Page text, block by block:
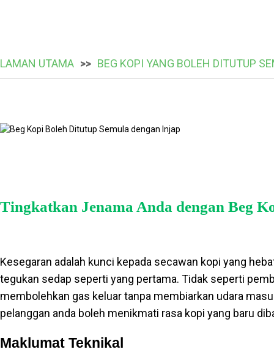
LAMAN UTAMA BEG KOPI YANG BOLEH DITUTUP
Tingkatkan Jenama Anda dengan Beg
Kesegaran adalah kunci kepada secawan kopi yang
tegukan sedap seperti yang pertama. Tidak seperti
membolehkan gas keluar tanpa membiarkan udara
pelanggan anda boleh menikmati rasa kopi yang baru
Maklumat Teknikal